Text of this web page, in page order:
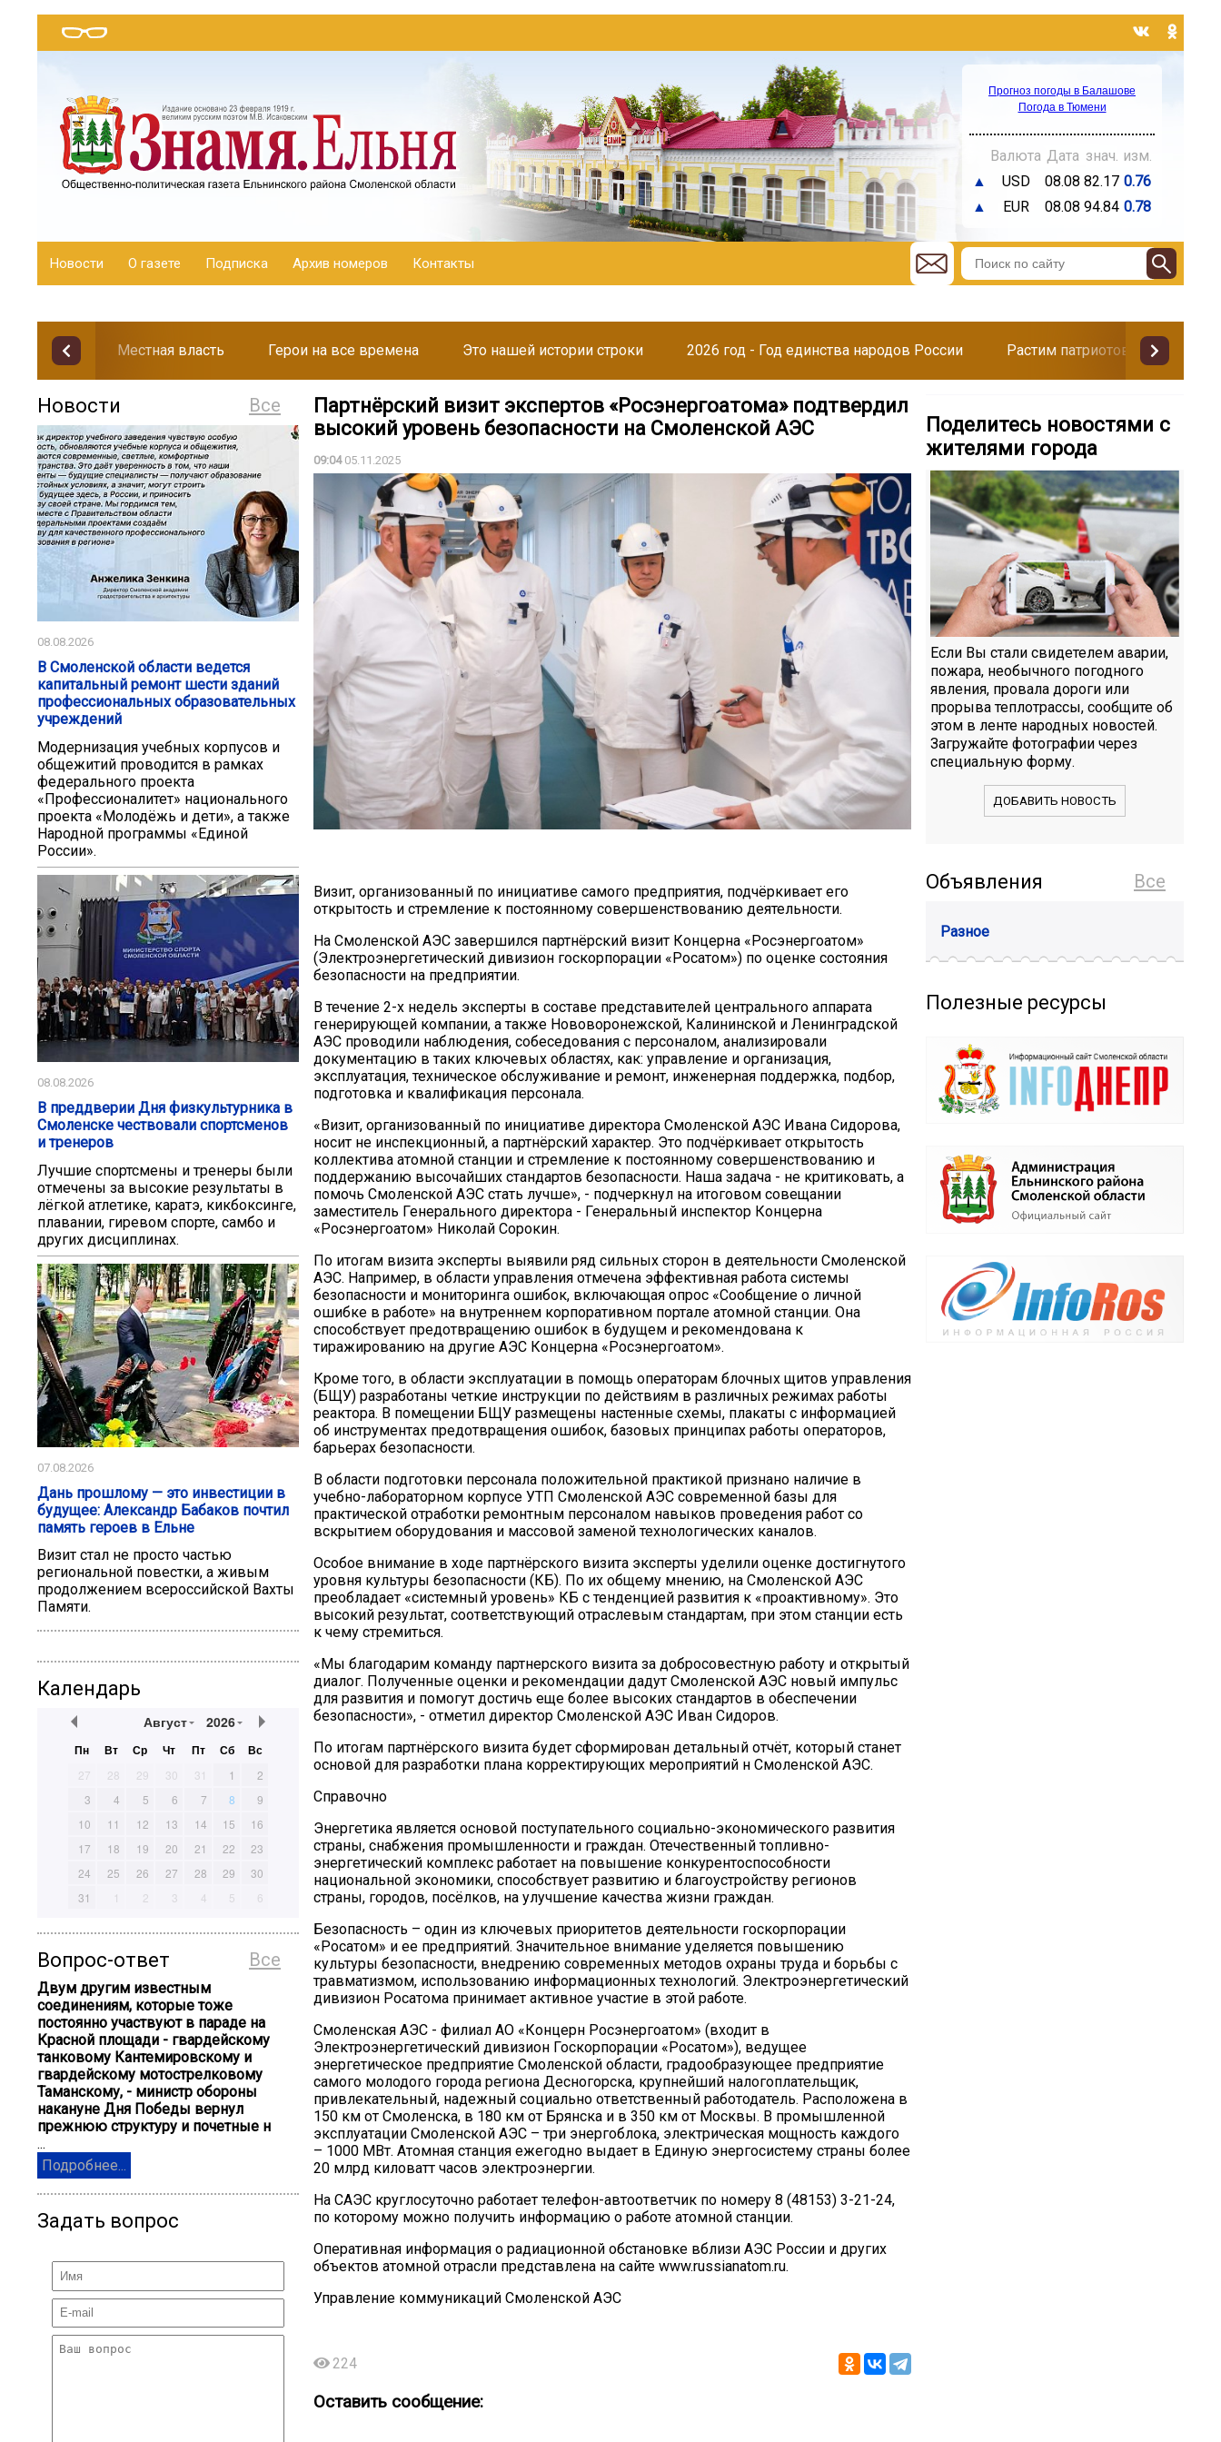
Прогноз погоды в Балашове
Погода в Тюмени
Валюта Дата знач. изм.
▲
USD 08.08 82.17 0.76
▲
EUR 08.08 94.84 0.78
Новости О газете Подписка Архив номеров Контакты
Местная власть Герои на все времена Это нашей истории строки 2026 год - Год единства народов России Растим патриотов
Все
Новости
08.08.2026
В Смоленской области ведется
капитальный ремонт шести зданий
профессиональных образовательных
учреждений
Модернизация учебных корпусов и
общежитий проводится в рамках
федерального проекта
«Профессионалитет» национального
проекта «Молодёжь и дети», а также
Народной программы «Единой
России».
08.08.2026
В преддверии Дня физкультурника в
Смоленске чествовали спортсменов
и тренеров
Лучшие спортсмены и тренеры были
отмечены за высокие результаты в
лёгкой атлетике, каратэ, кикбоксинге,
плавании, гиревом спорте, самбо и
других дисциплинах.
07.08.2026
Дань прошлому — это инвестиции в
будущее: Александр Бабаков почтил
память героев в Ельне
Визит стал не просто частью
региональной повестки, а живым
продолжением всероссийской Вахты
Памяти.
Календарь
Август 2026
Пн Вт Ср Чт Пт Сб Вс
27 28 29 30 31 1
2
3
4 5 6 7 8
9
10
11 12 13 14 15
16
17
18 19 20 21 22
23
24
25 26 27 28 29
30
31
1 2 3 4 5 6
Все
Вопрос-ответ
Двум другим известным
соединениям, которые тоже
постоянно участвуют в параде на
Красной площади - гвардейскому
танковому Кантемировскому и
гвардейскому мотострелковому
Таманскому, - министр обороны
накануне Дня Победы вернул
прежнюю структуру и почетные н
...
Подробнее...
Задать вопрос
Партнёрский визит экспертов «Росэнергоатома» подтвердил
высокий уровень безопасности на Смоленской АЭС
09:0405.11.2025
Визит, организованный по инициативе самого предприятия, подчёркивает его
открытость и стремление к постоянному совершенствованию деятельности.
На Смоленской АЭС завершился партнёрский визит Концерна «Росэнергоатом»
(Электроэнергетический дивизион госкорпорации «Росатом») по оценке состояния
безопасности на предприятии.
В течение 2-х недель эксперты в составе представителей центрального аппарата
генерирующей компании, а также Нововоронежской, Калининской и Ленинградской
АЭС проводили наблюдения, собеседования с персоналом, анализировали
документацию в таких ключевых областях, как: управление и организация,
эксплуатация, техническое обслуживание и ремонт, инженерная поддержка, подбор,
подготовка и квалификация персонала.
«Визит, организованный по инициативе директора Смоленской АЭС Ивана Сидорова,
носит не инспекционный, а партнёрский характер. Это подчёркивает открытость
коллектива атомной станции и стремление к постоянному совершенствованию и
поддержанию высочайших стандартов безопасности. Наша задача - не критиковать, а
помочь Смоленской АЭС стать лучше», - подчеркнул на итоговом совещании
заместитель Генерального директора - Генеральный инспектор Концерна
«Росэнергоатом» Николай Сорокин.
По итогам визита эксперты выявили ряд сильных сторон в деятельности Смоленской
АЭС. Например, в области управления отмечена эффективная работа системы
безопасности и мониторинга ошибок, включающая опрос «Сообщение о личной
ошибке в работе» на внутреннем корпоративном портале атомной станции. Она
способствует предотвращению ошибок в будущем и рекомендована к
тиражированию на другие АЭС Концерна «Росэнергоатом».
Кроме того, в области эксплуатации в помощь операторам блочных щитов управления
(БЩУ) разработаны четкие инструкции по действиям в различных режимах работы
реактора. В помещении БЩУ размещены настенные схемы, плакаты с информацией
об инструментах предотвращения ошибок, базовых принципах работы операторов,
барьерах безопасности.
В области подготовки персонала положительной практикой признано наличие в
учебно-лабораторном корпусе УТП Смоленской АЭС современной базы для
практической отработки ремонтным персоналом навыков проведения работ со
вскрытием оборудования и массовой заменой технологических каналов.
Особое внимание в ходе партнёрского визита эксперты уделили оценке достигнутого
уровня культуры безопасности (КБ). По их общему мнению, на Смоленской АЭС
преобладает «системный уровень» КБ с тенденцией развития к «проактивному». Это
высокий результат, соответствующий отраслевым стандартам, при этом станции есть
к чему стремиться.
«Мы благодарим команду партнерского визита за добросовестную работу и открытый
диалог. Полученные оценки и рекомендации дадут Смоленской АЭС новый импульс
для развития и помогут достичь еще более высоких стандартов в обеспечении
безопасности», - отметил директор Смоленской АЭС Иван Сидоров.
По итогам партнёрского визита будет сформирован детальный отчёт, который станет
основой для разработки плана корректирующих мероприятий н Смоленской АЭС.
Справочно
Энергетика является основой поступательного социально-экономического развития
страны, снабжения промышленности и граждан. Отечественный топливно-
энергетический комплекс работает на повышение конкурентоспособности
национальной экономики, способствует развитию и благоустройству регионов
страны, городов, посёлков, на улучшение качества жизни граждан.
Безопасность – один из ключевых приоритетов деятельности госкорпорации
«Росатом» и ее предприятий. Значительное внимание уделяется повышению
культуры безопасности, внедрению современных методов охраны труда и борьбы с
травматизмом, использованию информационных технологий. Электроэнергетический
дивизион Росатома принимает активное участие в этой работе.
Смоленская АЭС - филиал АО «Концерн Росэнергоатом» (входит в
Электроэнергетический дивизион Госкорпорации «Росатом»), ведущее
энергетическое предприятие Смоленской области, градообразующее предприятие
самого молодого города региона Десногорска, крупнейший налогоплательщик,
привлекательный, надежный социально ответственный работодатель. Расположена в
150 км от Смоленска, в 180 км от Брянска и в 350 км от Москвы. В промышленной
эксплуатации Смоленской АЭС – три энергоблока, электрическая мощность каждого
– 1000 МВт. Атомная станция ежегодно выдает в Единую энергосистему страны более
20 млрд киловатт часов электроэнергии.
На САЭС круглосуточно работает телефон-автоответчик по номеру 8 (48153) 3-21-24,
по которому можно получить информацию о работе атомной станции.
Оперативная информация о радиационной обстановке вблизи АЭС России и других
объектов атомной отрасли представлена на сайте www.russianatom.ru.
Управление коммуникаций Смоленской АЭС
224
Оставить сообщение:
Поделитесь новостями с
жителями города
Если Вы стали свидетелем аварии,
пожара, необычного погодного
явления, провала дороги или
прорыва теплотрассы, сообщите об
этом в ленте народных новостей.
Загружайте фотографии через
специальную форму.
ДОБАВИТЬ НОВОСТЬ
Все
Объявления
Разное
Полезные ресурсы